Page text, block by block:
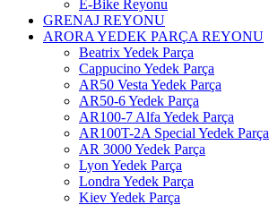
E-Bike Reyonu
GRENAJ REYONU
ARORA YEDEK PARÇA REYONU
Beatrix Yedek Parça
Cappucino Yedek Parça
AR50 Vesta Yedek Parça
AR50-6 Yedek Parça
AR100-7 Alfa Yedek Parça
AR100T-2A Special Yedek Parça
AR 3000 Yedek Parça
Lyon Yedek Parça
Londra Yedek Parça
Kiev Yedek Parça